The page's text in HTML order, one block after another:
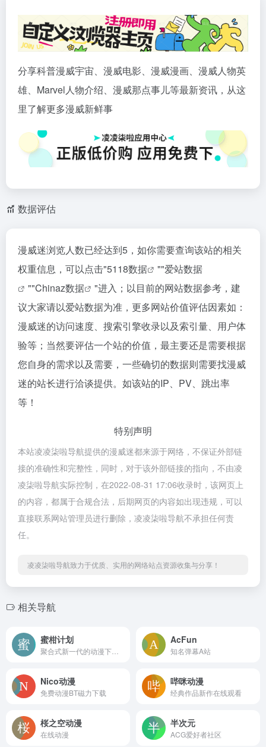
分享科普漫威宇宙、漫威电影、漫威漫画、漫威人物英
雄、Marvel人物介绍、漫威那点事儿等最新资讯，从这
里了解更多漫威新鲜事
数据评估
漫威迷浏览人数已经达到5，如你需要查询该站的相关
权重信息，可以点击"5118数据 ""爱站数据
""Chinaz数据
"进入；以目前的网站数据参考，建
议大家请以爱站数据为准，更多网站价值评估因素如：
漫威迷的访问速度、搜索引擎收录以及索引量、用户体
验等；当然要评估一个站的价值，最主要还是需要根据
您自身的需求以及需要，一些确切的数据则需要找漫威
迷的站长进行洽谈提供。如该站的IP、PV、跳出率
等！
特别声明
本站凌凌柒啦导航提供的漫威迷都来源于网络，不保证外部链
接的准确性和完整性，同时，对于该外部链接的指向，不由凌
凌柒啦导航实际控制，在2022-08-31 17:06收录时，该网页上
的内容，都属于合规合法，后期网页的内容如出现违规，可以
直接联系网站管理员进行删除，凌凌柒啦导航不承担任何责
任。
凌凌柒啦导航致力于优质、实用的网络站点资源收集与分享！
相关导航
蜜柑计划 AcFun
知名弹幕A站
Nico动漫
免费动漫BT磁力下载
哔咪动漫
经典作品新作在线观看
桜之空动漫
在线动漫
半次元
ACG爱好者社区